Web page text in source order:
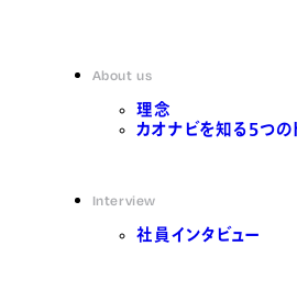
About us
理念
カオナビを知る5つの
Interview
社員インタビュー